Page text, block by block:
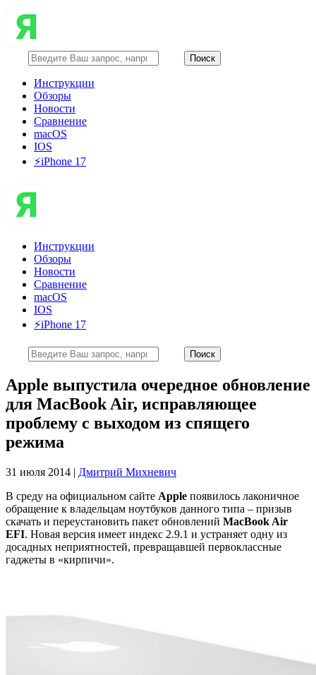
Инструкции
Обзоры
Новости
Сравнение
macOS
IOS
⚡️iPhone 17
Инструкции
Обзоры
Новости
Сравнение
macOS
IOS
⚡️iPhone 17
Apple выпустила очередное обновление
для MacBook Air, исправляющее
проблему с выходом из спящего
режима
31 июля 2014 | Дмитрий Михневич
В среду на официальном сайте Apple появилось лаконичное
обращение к владельцам ноутбуков данного типа – призыв
скачать и переустановить пакет обновлений MacBook Air
EFI. Новая версия имеет индекс 2.9.1 и устраняет одну из
досадных неприятностей, превращавшей первоклассные
гаджеты в «кирпичи».